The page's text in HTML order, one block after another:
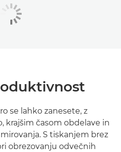
se lahko zanesete, z
krajšim časom obdelave in
S tiskanjem brez
obrezovanju odvečnih